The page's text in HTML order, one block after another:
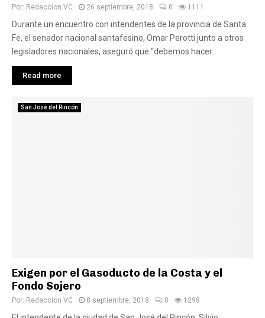
Por: Redaccion VC 26 septiembre, 2018 0 1111
Durante un encuentro con intendentes de la provincia de Santa
Fe, el senador nacional santafesino, Omar Perotti junto a otros
legisladores nacionales, aseguró que “debemos hacer...
Read more
San José del Rincón
Exigen por el Gasoducto de la Costa y el
Fondo Sojero
Por: Redaccion VC 8 septiembre, 2018 0 1298